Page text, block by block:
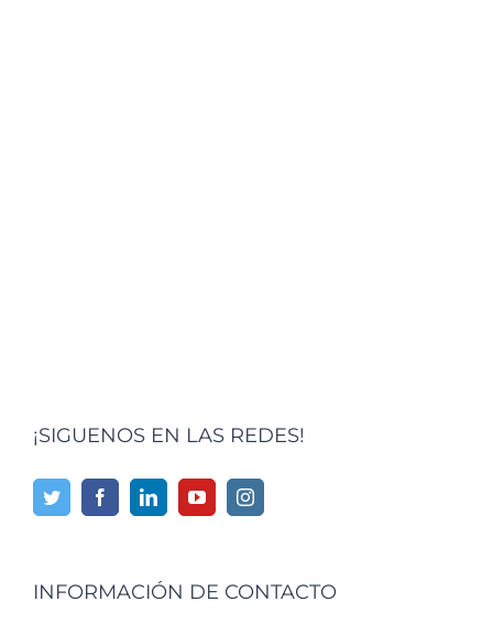
¡SIGUENOS EN LAS REDES!
INFORMACIÓN DE CONTACTO